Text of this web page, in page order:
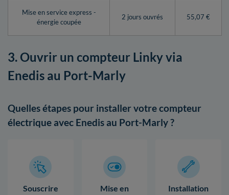
Mise en service express -
énergie coupée
2 jours ouvrés 55,07 €
3. Ouvrir un compteur Linky via
Enedis au Port-Marly
Quelles étapes pour installer votre compteur
électrique avec Enedis au Port-Marly ?
Souscrire
Mise en
Installation